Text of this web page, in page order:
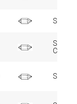
SC, D6
SC, D4,
CHR